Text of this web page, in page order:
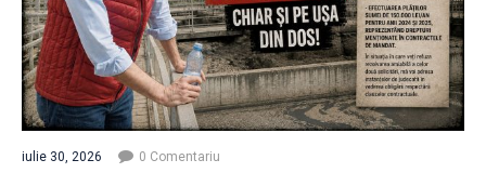
iulie 30, 2026 0 Comentariu